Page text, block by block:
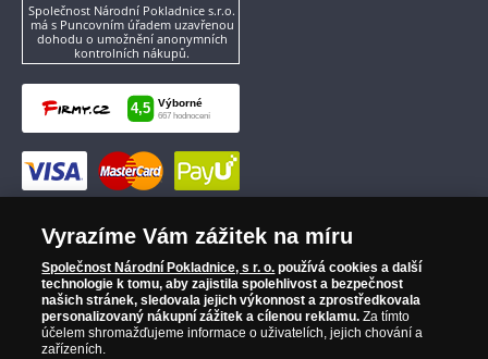
Společnost Národní Pokladnice s.r.o.
má s Puncovním úřadem uzavřenou
dohodu o umožnění anonymních
kontrolních nákupů.
Vyrazíme Vám zážitek na míru
Společnost Národní Pokladnice, s r. o. používá cookies a další
technologie k tomu, aby zajistila spolehlivost a bezpečnost
našich stránek, sledovala jejich výkonnost a zprostředkovala
personalizovaný nákupní zážitek a cílenou reklamu. Za tímto
účelem shromažďujeme informace o uživatelích, jejich chování a
zařízeních.